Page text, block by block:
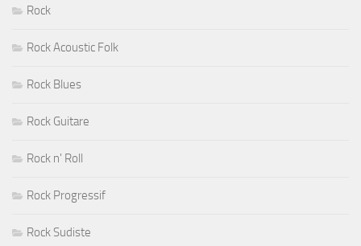
Rock
Rock Acoustic Folk
Rock Blues
Rock Guitare
Rock n' Roll
Rock Progressif
Rock Sudiste